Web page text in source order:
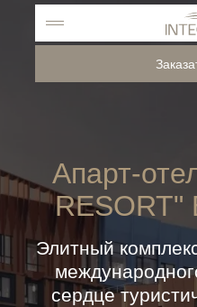
Апарт-
RESORT"
Элитный
сердце